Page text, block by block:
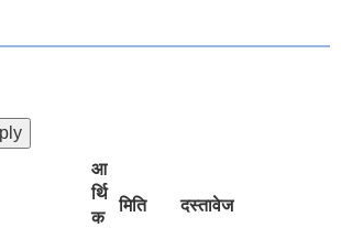
आ
र्थि
क
मिति दस्तावेज